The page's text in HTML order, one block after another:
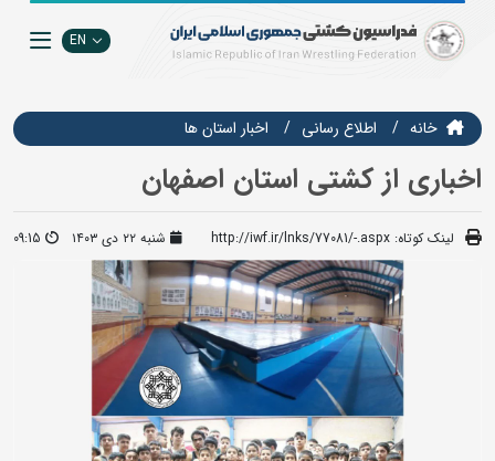
EN
خانه اطلاع رسانی اخبار استان ها
اخباری از کشتی استان اصفهان
لینک کوتاه: http://iwf.ir/lnks/77081/-.aspx شنبه ۲۲ دی ۱۴۰۳ 09:15